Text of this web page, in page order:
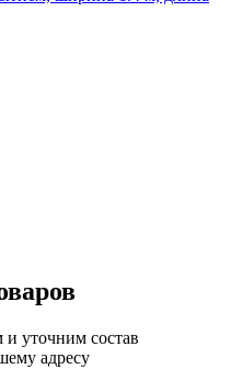
уточним состав
адресу